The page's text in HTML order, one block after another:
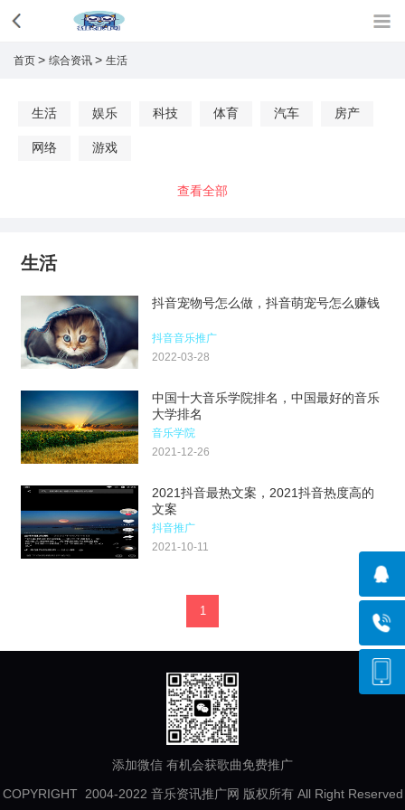
首页 > 综合资讯 > 生活
生活 娱乐 科技 体育 汽车 房产
网络 游戏
查看全部
生活
抖音宠物号怎么做，抖音萌宠号怎么赚钱
抖音音乐推广
2022-03-28
中国十大音乐学院排名，中国最好的音乐
大学排名
音乐学院
2021-12-26
2021抖音最热文案，2021抖音热度高的
文案
抖音推广
2021-10-11
1
添加微信 有机会获歌曲免费推广
COPYRIGHT 2004-2022 音乐资讯推广网 版权所有 All Right Reserved